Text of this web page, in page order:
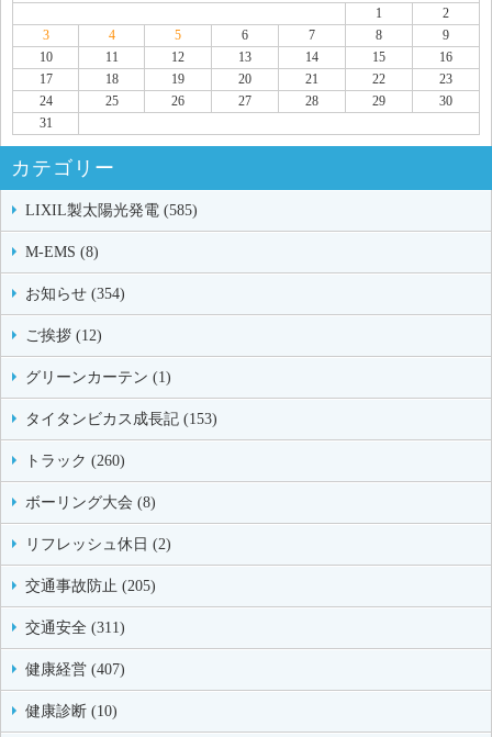
1
2
3
4 5 6 7 8
9
10
11 12 13 14 15
16
17
18 19 20 21 22
23
24
25 26 27 28 29
30
31
カテゴリー
LIXIL製太陽光発電 (585)
M-EMS (8)
お知らせ (354)
ご挨拶 (12)
グリーンカーテン (1)
タイタンビカス成長記 (153)
トラック (260)
ボーリング大会 (8)
リフレッシュ休日 (2)
交通事故防止 (205)
交通安全 (311)
健康経営 (407)
健康診断 (10)